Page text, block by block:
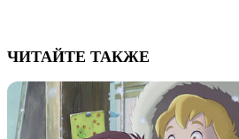
ЧИТАЙТЕ ТАКЖЕ